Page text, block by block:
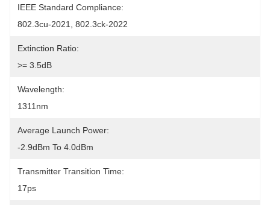
IEEE Standard Compliance:
802.3cu-2021, 802.3ck-2022
Extinction Ratio:
>= 3.5dB
Wavelength:
1311nm
Average Launch Power:
-2.9dBm To 4.0dBm
Transmitter Transition Time:
17ps